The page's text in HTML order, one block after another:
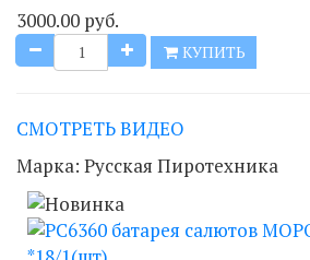
3000.00 руб.
КУПИТЬ
СМОТРЕТЬ ВИДЕО
Марка: Русская Пиротехника